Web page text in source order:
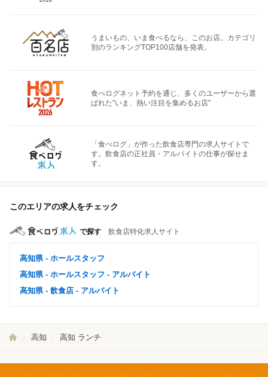
うまいもの、いま食べるなら、このお店。カテゴリ
別のランキングTOP100店舗を発表。
食べログネット予約を通じ、多くのユーザーから選
ばれた"いま、熱い注目を集めるお店"
「食べログ」が作った飲食店専門の求人サイトで
す。飲食店の正社員・アルバイトの仕事が探せま
す。
このエリアの求人をチェック
で探す 飲食店特化求人サイト
高知県 - ホールスタッフ
高知県 - ホールスタッフ - アルバイト
高知県 - 飲食店 - アルバイト
高知 高知 ランチ